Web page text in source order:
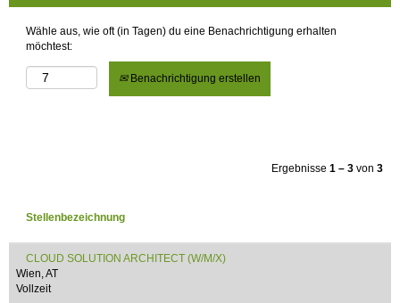
Wähle aus, wie oft (in Tagen) du eine Benachrichtigung erhalten
möchtest:
Benachrichtigung erstellen
Ergebnisse 1 – 3 von 3
Stellenbezeichnung
CLOUD SOLUTION ARCHITECT (W/M/X)
Wien, AT
Vollzeit